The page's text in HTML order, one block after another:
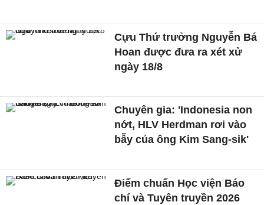
Cựu Thứ trưởng Nguyễn Bá
Hoan được đưa ra xét xử
ngày 18/8
Chuyên gia: 'Indonesia non
nớt, HLV Herdman rơi vào
bẫy của ông Kim Sang-sik'
Điểm chuẩn Học viện Báo
chí và Tuyên truyền 2026